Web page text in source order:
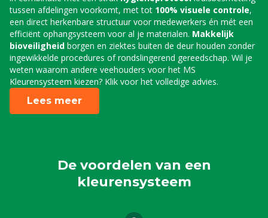
tussen afdelingen voorkomt, met tot 100% visuele controle,
een direct herkenbare structuur voor medewerkers én mét een
efficiënt ophangsysteem voor al je materialen. Makkelijk
bioveiligheid borgen en ziektes buiten de deur houden zonder
ingewikkelde procedures of rondslingerend gereedschap. Wil je
weten waarom andere veehouders voor het MS
Kleurensysteem kiezen? Klik voor het volledige advies.
Lees meer
De voordelen van een
kleurensysteem